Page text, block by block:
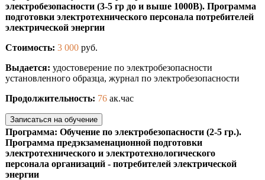
электробезопасности (3-5 гр до и выше 1000В). Программа
подготовки электротехнического персонала потребителей
электрической энергии
Стоимость: 3 000 руб.
Выдается: удостоверение по электробезопасности
установленного образца, журнал по электробезопасности
Продолжительность: 76 ак.час
Записаться на обучение
Программа: Обучение по электробезопасности (2-5 гр.).
Программа предэкзаменационной подготовки
электротехнического и электротехнологического
персонала организаций - потребителей электрической
энергии